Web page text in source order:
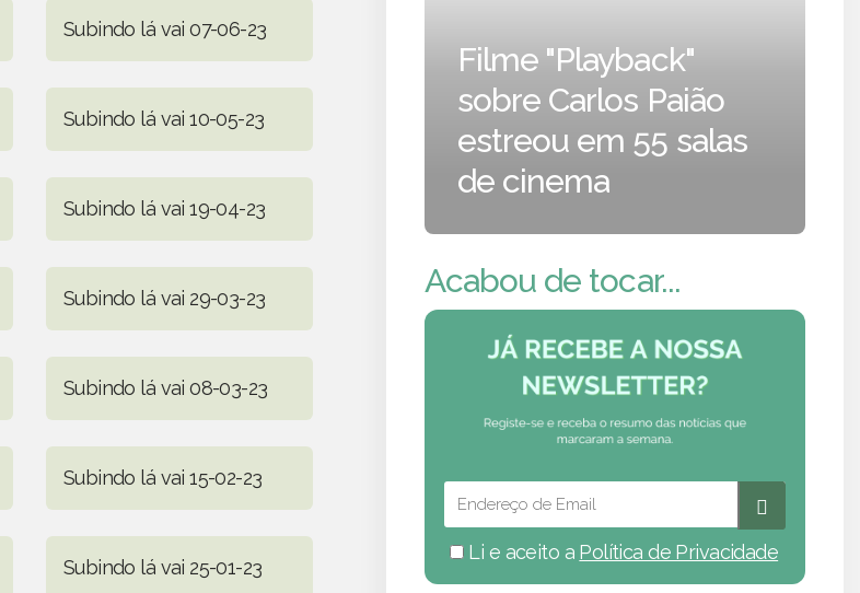
Subindo lá vai 07-06-23
Subindo lá vai 10-05-23
Subindo lá vai 19-04-23
Subindo lá vai 29-03-23
Subindo lá vai 08-03-23
Subindo lá vai 15-02-23
Subindo lá vai 25-01-23
Filme "Playback"
sobre Carlos Paião
estreou em 55 salas
de cinema
Acabou de tocar...
Li e aceito a Política de Privacidade